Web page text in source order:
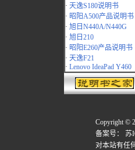
· 天逸S180说明书
· 昭阳A500产品说明书
· 旭日N440A/N440G
· 旭日210
· 昭阳E260产品说明书
· 天逸F21
· Lenovo IdeaPad Y460
Copyright ©
备案号：
苏
对本站有任